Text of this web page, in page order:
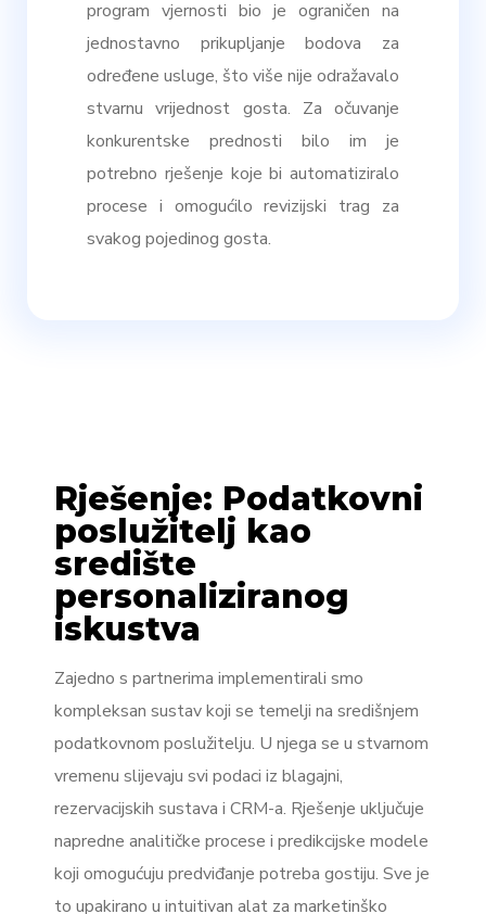
program vjernosti bio je ograničen na
jednostavno prikupljanje bodova za
određene usluge, što više nije odražavalo
stvarnu vrijednost gosta. Za očuvanje
konkurentske prednosti bilo im je
potrebno rješenje koje bi automatiziralo
procese i omogućilo revizijski trag za
svakog pojedinog gosta.
Rješenje: Podatkovni
poslužitelj kao
središte
personaliziranog
iskustva
Zajedno s partnerima implementirali smo
kompleksan sustav koji se temelji na središnjem
podatkovnom poslužitelju. U njega se u stvarnom
vremenu slijevaju svi podaci iz blagajni,
rezervacijskih sustava i CRM-a. Rješenje uključuje
napredne analitičke procese i predikcijske modele
koji omogućuju predviđanje potreba gostiju. Sve je
to upakirano u intuitivan alat za marketinško